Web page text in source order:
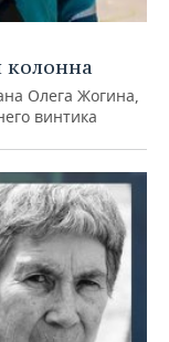
колонна
Олега Жогина,
винтика